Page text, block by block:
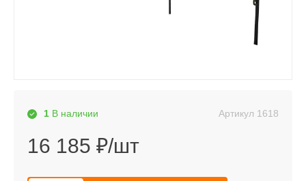
1 В наличии Артикул 1618
16 185 ₽/шт